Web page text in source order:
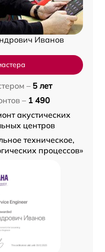
Иванов
– 5 лет
– 1 490
акустических
центров
техническое,
процессов»